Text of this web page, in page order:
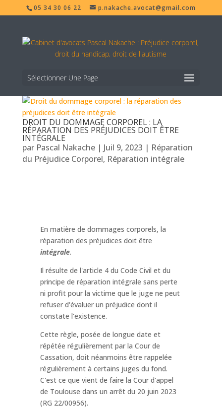
05 34 30 06 22 p.nakache.avocat@gmail.com
Sélectionner Une Page
DROIT DU DOMMAGE CORPOREL : LA
RÉPARATION DES PRÉJUDICES DOIT ÊTRE
INTÉGRALE
par Pascal Nakache| Juil 9, 2023 | Réparation
du Préjudice Corporel, Réparation intégrale
En matière de dommages corporels, la
réparation des préjudices doit être
intégrale.
Il résulte de l'article 4 du Code Civil et du
principe de réparation intégrale sans perte
ni profit pour la victime que le juge ne peut
refuser d'évaluer un préjudice dont il
constate l'existence.
Cette règle, posée de longue date et
répétée régulièrement par la Cour de
Cassation, doit néanmoins être rappelée
régulièrement à certains juges du fond.
C'est ce que vient de faire la Cour d'appel
de Toulouse dans un arrêt du 20 juin 2023
(RG 22/00956).